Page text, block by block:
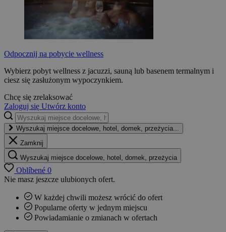
Odpocznij na pobycie wellness
Wybierz pobyt wellness z jacuzzi, sauną lub basenem termalnym i
ciesz się zasłużonym wypoczynkiem.
Chcę się zrelaksować
Zaloguj się Utwórz konto
Wyszukaj miejsce docelowe, hotel, domek, przeżycia...
Zamknij
Wyszukaj miejsce docelowe, hotel, domek, przeżycia
Oblíbené 0
Nie masz jeszcze ulubionych ofert.
W każdej chwili możesz wrócić do ofert
Popularne oferty w jednym miejscu
Powiadamianie o zmianach w ofertach